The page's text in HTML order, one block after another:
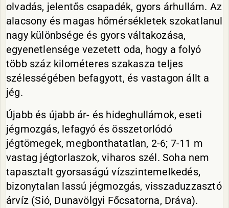
olvadás, jelentős csapadék, gyors árhullám. Az
alacsony és magas hőmérsékletek szokatlanul
nagy különbsége és gyors váltakozása,
egyenetlensége vezetett oda, hogy a folyó
több száz kilométeres szakasza teljes
szélességében befagyott, és vastagon állt a
jég.
Újabb és újabb ár- és hideghullámok, eseti
jégmozgás, lefagyó és összetorlódó
jégtömegek, megbonthatatlan, 2-6; 7-11 m
vastag jégtorlaszok, viharos szél. Soha nem
tapasztalt gyorsaságú vízszintemelkedés,
bizonytalan lassú jégmozgás, visszaduzzasztó
árvíz (Sió, Dunavölgyi Főcsatorna, Dráva).